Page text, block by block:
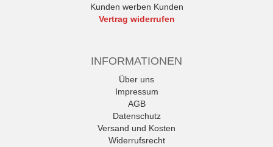
Kunden werben Kunden
Vertrag widerrufen
INFORMATIONEN
Über uns
Impressum
AGB
Datenschutz
Versand und Kosten
Widerrufsrecht